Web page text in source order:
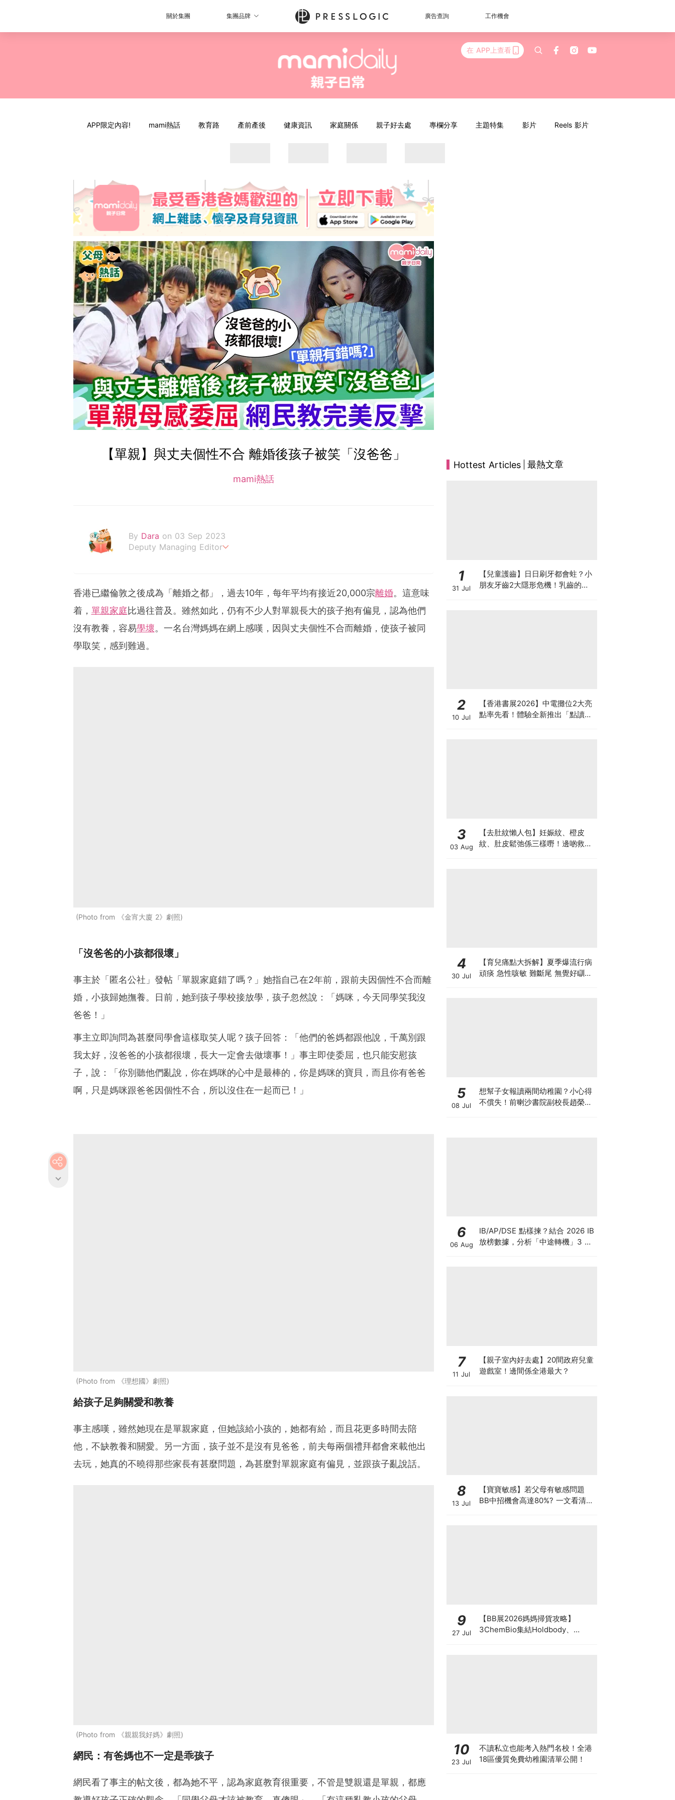
關於集團 集團品牌 廣告查詢 工作機會
在 APP上查看
APP限定內容! mami熱話 教育路 產前產後 健康資訊 家庭關係 親子好去處 專欄分享 主題特集 影片 Reels 影片
【單親】與丈夫個性不合 離婚後孩子被笑「沒爸爸」
mami熱話
By Dara on 03 Sep 2023
Deputy Managing Editor
香港已繼倫敦之後成為「離婚之都」，過去10年，每年平均有接近20,000宗離婚。這意味
着， 單親家庭比過往普及。雖然如此，仍有不少人對單親長大的孩子抱有偏見，認為他們
沒有教養，容易學壞。一名台灣媽媽在網上感嘆，因與丈夫個性不合而離婚，使孩子被同
學取笑，感到難過。
Photo from 《金宵大廈 2》劇照
「沒爸爸的小孩都很壞」
事主於「匿名公社」發帖「單親家庭錯了嗎？」她指自己在2年前，跟前夫因個性不合而離
婚，小孩歸她撫養。日前，她到孩子學校接放學，孩子忽然說：「媽咪，今天同學笑我沒
爸爸！」
事主立即詢問為甚麼同學會這樣取笑人呢？孩子回答：「他們的爸媽都跟他說，千萬別跟
我太好，沒爸爸的小孩都很壞，長大一定會去做壞事！」事主即使委屈，也只能安慰孩
子，說：「你別聽他們亂說，你在媽咪的心中是最棒的，你是媽咪的寶貝，而且你有爸爸
啊，只是媽咪跟爸爸因個性不合，所以沒住在一起而已！」
Photo from 《理想國》劇照
給孩子足夠關愛和教養
事主感嘆，雖然她現在是單親家庭，但她該給小孩的，她都有給，而且花更多時間去陪
他，不缺教養和關愛。另一方面，孩子並不是沒有見爸爸，前夫每兩個禮拜都會來載他出
去玩，她真的不曉得那些家長有甚麼問題，為甚麼對單親家庭有偏見，並跟孩子亂說話。
Photo from 《親親我好媽》劇照
網民：有爸媽也不一定是乖孩子
網民看了事主的帖文後，都為她不平，認為家庭教育很重要，不管是雙親還是單親，都應
Hottest Articles 最熱文章
1
31 Jul
【兒童護齒】日日刷牙都會蛀？小
朋友牙齒2大隱形危機！乳齒的琺
2
10 Jul
【香港書展2026】中電攤位2大亮
點率先看！體驗全新推出「點讀故
3
03 Aug
【去肚紋懶人包】妊娠紋、橙皮
紋、肚皮鬆弛係三樣嘢！邊啲救得
4
30 Jul
【育兒痛點大拆解】夏季爆流行病
頑痰 急性咳敏 難斷尾 無覺好瞓？
5
08 Jul
想幫子女報讀兩間幼稚園？小心得
不償失！前喇沙書院副校長趙榮
6
06 Aug
IB/AP/DSE 點樣揀？結合 2026 IB
放榜數據，分析「中途轉機」3 大
7
11 Jul
【親子室內好去處】20間政府兒童
遊戲室！邊間係全港最大？
8
13 Jul
【寶寶敏感】若父母有敏感問題
BB中招機會高達80%? 一文看清預
9
27 Jul
【BB展2026媽媽掃貨攻略】
3ChemBio集結Holdbody、
10
23 Jul
不讀私立也能考入熱門名校！全港
18區優質免費幼稚園清單公開！